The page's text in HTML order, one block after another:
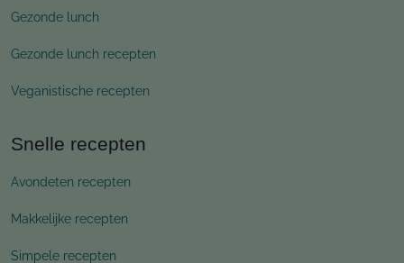
Gezonde lunch
Gezonde lunch recepten
Veganistische recepten
Snelle recepten
Avondeten recepten
Makkelijke recepten
Simpele recepten